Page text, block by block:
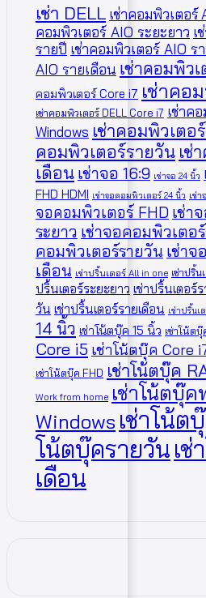
เช่า DELL เช่าคอมพิวเตอร์
คอมพิวเตอร์ AIO ระยะยาว เ
รายปี เช่าคอมพิวเตอร์ AIO ร
AIO รายเดือน เช่าคอมพิว
คอมพิวเตอร์ Core i7 เช่าคอ
เช่าคอมพิวเตอร์ DELL Core i7 เช่าค
Windows เช่าคอมพิวเตอ
คอมพิวเตอร์รายวัน เช่
เดือน เช่าจอ 16:9 เช่าจอ 24 นิ้ว
FHD HDMI เช่าจอคอมพิวเตอร์ 24 นิ้ว เช่
จอคอมพิวเตอร์ FHD เช่า
ระยาว เช่าจอคอมพิวเตอ
คอมพิวเตอร์รายวัน เช่าจ
เดือน เช่าปริ้นเตอร์ All in one เช่าปริ้
ปริ้นเตอร์ระยะยาว เช่าปริ้นเตอร์
วัน เช่าปริ้นเตอร์รายเดือน เช่าปริ้นเ
14 นิ้ว เช่าโน้ตบุ๊ค 15 นิ้ว เช่าโน้ต
Core i5 เช่าโน้ตบุ๊ค Core
เช่าโน้ตบุ๊ค FHD เช่าโน้ตบุ๊ค
Work from home เช่าโน้ตบุ๊ค
Windows เช่าโน้ต
โน้ตบุ๊ครายวันเช่
เดือน